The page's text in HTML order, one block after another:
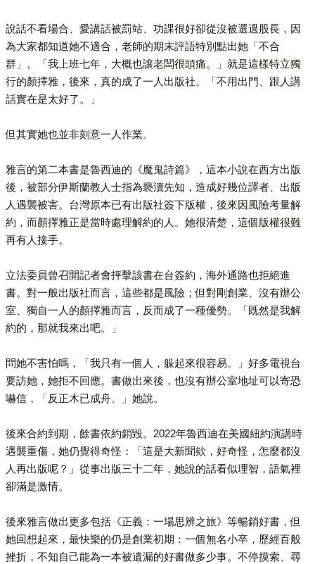
說話不看場合、愛講話被罰站、功課很好卻從沒被選過股長，因
為大家都知道她不適合，老師的期末評語特別點出她「不合
群」。「我上班七年，大概也讓老闆很頭痛。」就是這樣特立獨
行的顏擇雅，後來，真的成了一人出版社。「不用出門、跟人講
話實在是太好了。」
但其實她也並非刻意一人作業。
雅言的第二本書是魯西迪的《魔鬼詩篇》，這本小說在西方出版
後，被部分伊斯蘭教人士指為褻瀆先知，造成好幾位譯者、出版
人遇襲被害。台灣原本已有出版社簽下版權，後來因風險考量解
約，而顏擇雅正是當時處理解約的人。她很清楚，這個版權很難
再有人接手。
立法委員曾召開記者會抨擊該書在台簽約，海外通路也拒絕進
書。對一般出版社而言，這些都是風險；但對剛創業、沒有辦公
室、獨自一人的顏擇雅而言，反而成了一種優勢。「既然是我解
約的，那就我來出吧。」
問她不害怕嗎，「我只有一個人，躲起來很容易。」好多電視台
要訪她，她拒不回應。書做出來後，也沒有辦公室地址可以寄恐
嚇信，「反正木已成舟。」她說。
後來合約到期，餘書依約銷毀。2022年魯西迪在美國紐約演講時
遇襲重傷，她仍覺得奇怪：「這是大新聞欸，好奇怪，怎麼都沒
人再出版呢？」從事出版三十二年，她說的話看似理智，語氣裡
卻滿是激情。
後來雅言做出更多包括《正義：一場思辨之旅》等暢銷好書，但
她回想起來，最快樂的仍是創業初期：一個無名小卒，歷經百般
挫折，不知自己能為一本被遺漏的好書做多少事。不停摸索、尋